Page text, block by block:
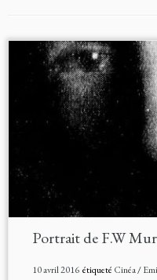
Portrait de F.W
10 avril 2016étiqueté Cinéa/